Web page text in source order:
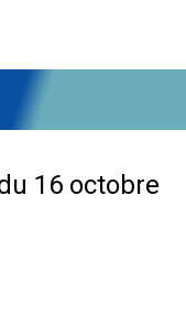
16 octobre